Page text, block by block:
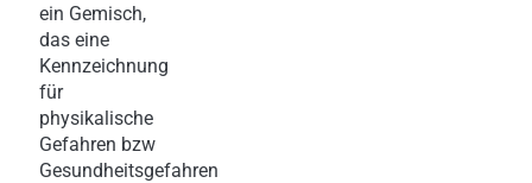
ein Gemisch,
das eine
Kennzeichnung
für
physikalische
Gefahren bzw
Gesundheitsgefahren